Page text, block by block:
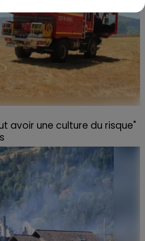
avoir une culture du risque"